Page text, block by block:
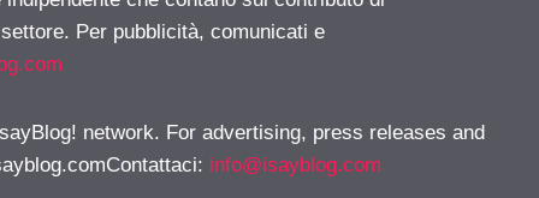
Per pubblicità, comunicati e
network. For advertising, press releases and
: info@isayblog.com